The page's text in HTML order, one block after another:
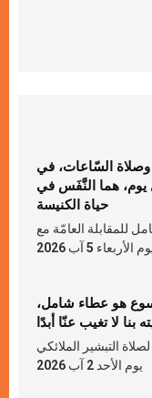
وصلاة السّاعات، في
هما النَّفَس في
حياة الكنيسة
للمقابلة العامّة مع
5 آب 2026
هو عطاء شامل،
بنا لا تغيب عنّا أبدًا
التبشير الملائكي
يوم الأحد 2 آب 2026